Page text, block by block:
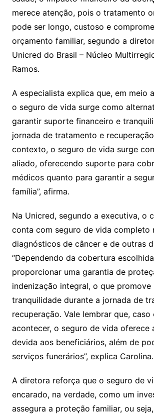
merece atenção, pois o tratamento
pode ser longo, custoso e
orçamento familiar, segundo a
Unicred do Brasil – Núcleo
Ramos.
A especialista explica que, em meio
o seguro de vida surge como
garantir suporte financeiro e
jornada de tratamento e
contexto, o seguro de vida surge
aliado, oferecendo suporte para
médicos quanto para garantir a
família”, afirma.
Na Unicred, segundo a executiva, o
conta com seguro de vida completo
diagnósticos de câncer e de outras
“Dependendo da cobertura
proporcionar uma garantia de
indenização integral, o que promove
tranquilidade durante a jornada de
recuperação. Vale lembrar que, caso
acontecer, o seguro de vida oferece
devida aos beneficiários, além de
serviços funerários”, explica Carolina.
A diretora reforça que o seguro de
encarado, na verdade, como um
assegura a proteção familiar, ou